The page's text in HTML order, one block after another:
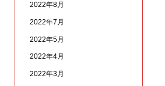
2022年8月
2022年7月
2022年5月
2022年4月
2022年3月